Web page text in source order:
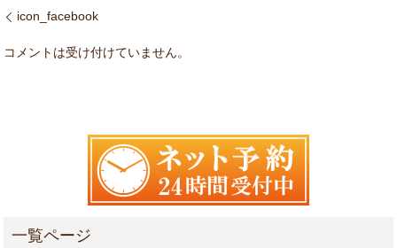
icon_facebook
コメントは受け付けていません。